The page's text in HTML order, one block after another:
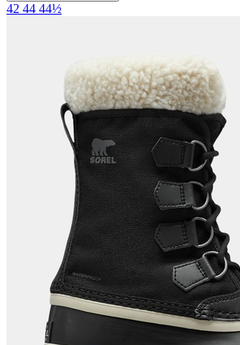
42 44 44½